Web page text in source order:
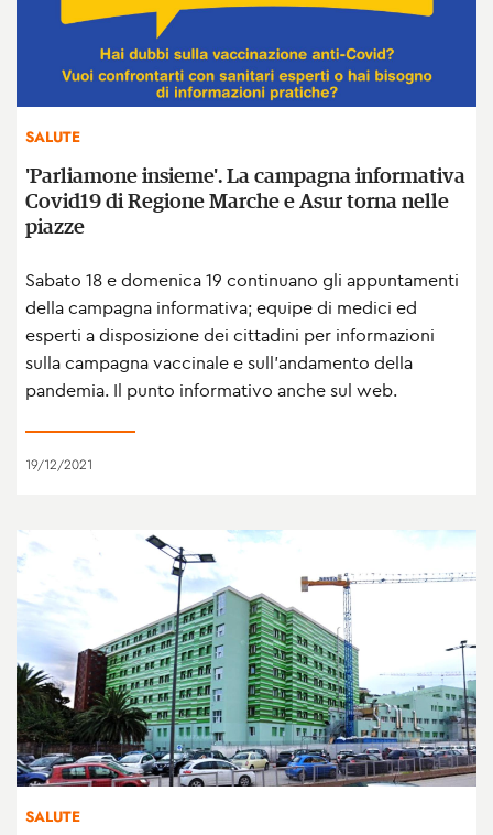
SALUTE
'Parliamone insieme'. La campagna informativa
Covid19 di Regione Marche e Asur torna nelle
piazze
Sabato 18 e domenica 19 continuano gli appuntamenti
della campagna informativa; equipe di medici ed
esperti a disposizione dei cittadini per informazioni
sulla campagna vaccinale e sull’andamento della
pandemia. Il punto informativo anche sul web.
19/12/2021
SALUTE